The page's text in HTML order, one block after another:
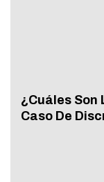
¿Cuáles Son
Caso De